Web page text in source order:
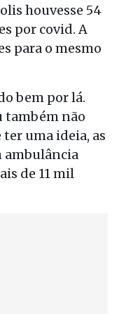
houvesse 54
por covid. A
para o mesmo
bem por lá.
também não
uma ideia, as
ambulância
de 11 mil